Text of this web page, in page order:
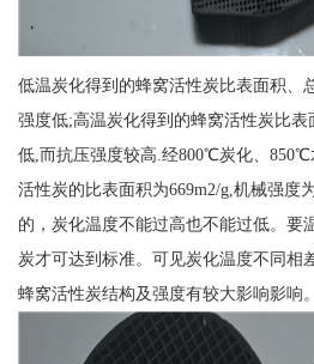
低温炭化得到的蜂窝活性炭比表面积、
强度低;高温炭化得到的蜂窝活性炭比表
低,而抗压强度较高.经800℃炭化、
活性炭的比表面积为669m2/g,机械强度
的，炭化温度不能过高也不能过低。要
炭才可达到标准。可见炭化温度不同相
蜂窝活性炭结构及强度有较大影响影响。